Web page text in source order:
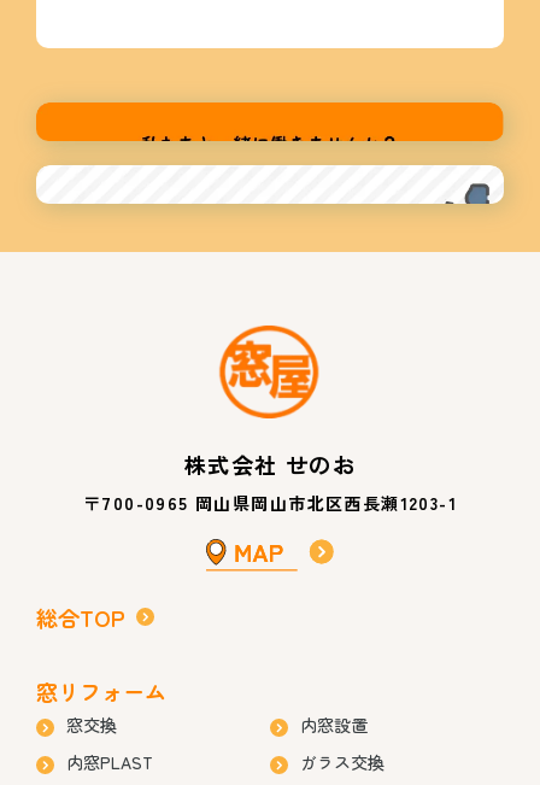
株式会社 せのお
〒700-0965 岡山県岡山市北区西長瀬1203-1
総合TOP
窓リフォーム
窓交換
内窓設置
内窓PLAST
ガラス交換